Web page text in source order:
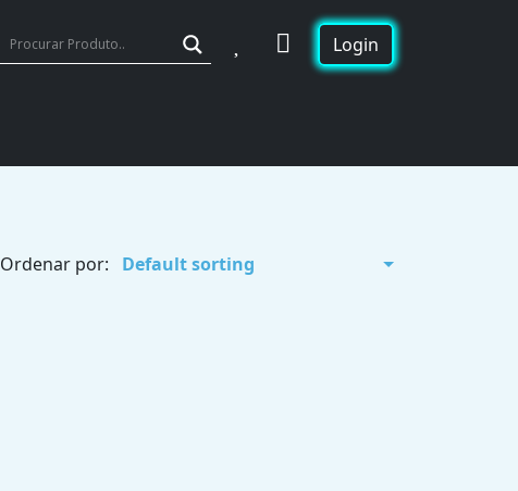
Wishlist Login
Ordenar por: